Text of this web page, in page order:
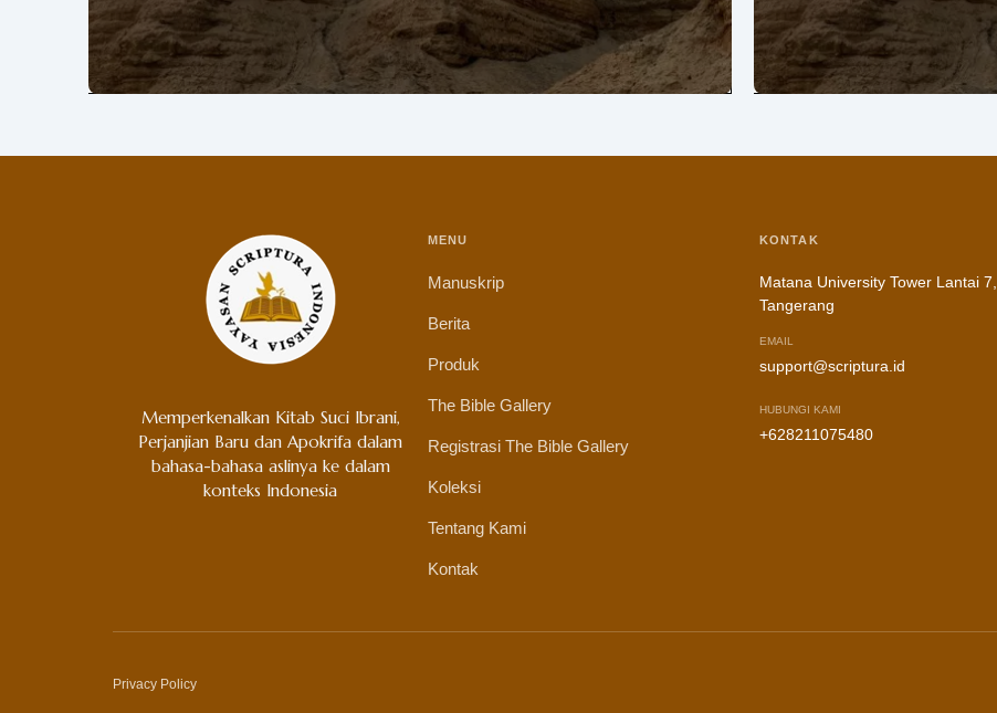
Memperkenalkan Kitab Suci Ibrani,
Perjanjian Baru dan Apokrifa dalam
bahasa-bahasa aslinya ke dalam
konteks Indonesia
MENU
Manuskrip
Berita
Produk
The Bible Gallery
Registrasi The Bible Gallery
Koleksi
Tentang Kami
Kontak
KONTAK
Matana University Tower Lantai 7,
Tangerang
EMAIL
support@scriptura.id
HUBUNGI KAMI
+628211075480
Privacy Policy